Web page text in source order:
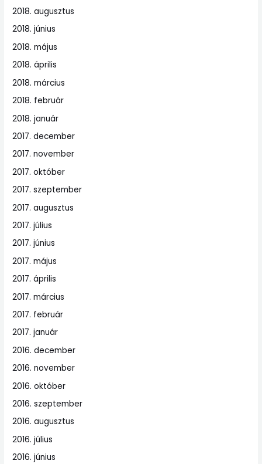
2018. augusztus
2018. június
2018. május
2018. április
2018. március
2018. február
2018. január
2017. december
2017. november
2017. október
2017. szeptember
2017. augusztus
2017. július
2017. június
2017. május
2017. április
2017. március
2017. február
2017. január
2016. december
2016. november
2016. október
2016. szeptember
2016. augusztus
2016. július
2016. június